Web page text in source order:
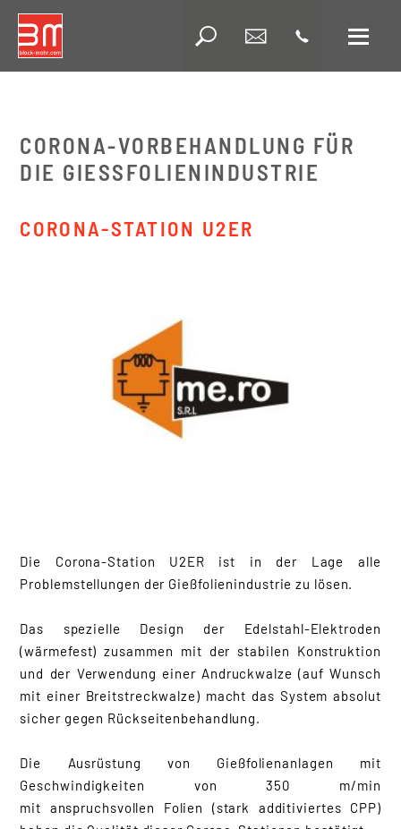
Corona- und Plasma-
Corona-Stationen
Atmosphärische
Plasma-Anlagen
Blasfolienanlagen
BOPP-PET Industrie
Flachfolienindustrie
Gießfolienindustrie
Klebebandindustrie
Kunststoffplattenindustrie
Hülsenschneider
Hülsen-Retter
Suche
CORONA-VORBEHANDLUNG FÜR
DIE GIESSFOLIENINDUSTRIE
CORONA-STATION U2ER
Die Corona-Station U2ER ist in der Lage alle
Problemstellungen der Gießfolienindustrie zu lösen.
Das spezielle Design der Edelstahl-Elektroden
(wärmefest) zusammen mit der stabilen Konstruktion
und der Verwendung einer Andruckwalze (auf Wunsch
mit einer Breitstreckwalze) macht das System absolut
sicher gegen Rückseitenbehandlung.
Die Ausrüstung von Gießfolienanlagen mit
Geschwindigkeiten von 350 m/min
mit anspruchsvollen Folien (stark additiviertes CPP)